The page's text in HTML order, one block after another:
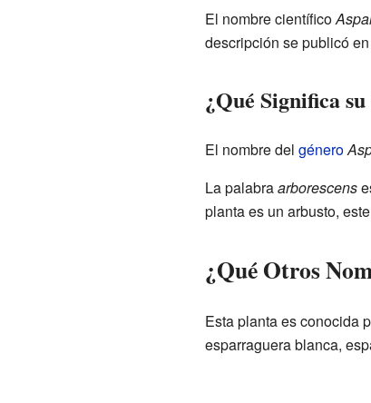
El nombre científico
descripción se publicó
¿Qué Significa
El nombre del género
La palabraarborescens
planta es un arbusto,
¿Qué Otros
Esta planta es conocida
esparraguera blanca,